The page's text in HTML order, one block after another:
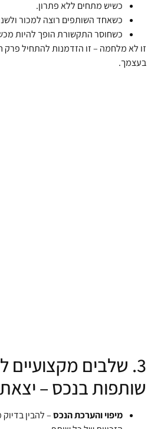
כשיש מתחים ללא פתרון.
כשאחד השותפים רוצה למכור
כשחוסר התקשורת הופך להיות
זו לא מלחמה – זו הזדמנות להתחיל
בעצמך.
3. שלבים מקצועיים
שותפות בנכס –
מיפוי והערכת הנכס– להבין